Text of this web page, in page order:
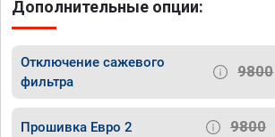
Дополнительные опции:
Отключение сажевого
фильтра
9800
Прошивка Евро 2 9800